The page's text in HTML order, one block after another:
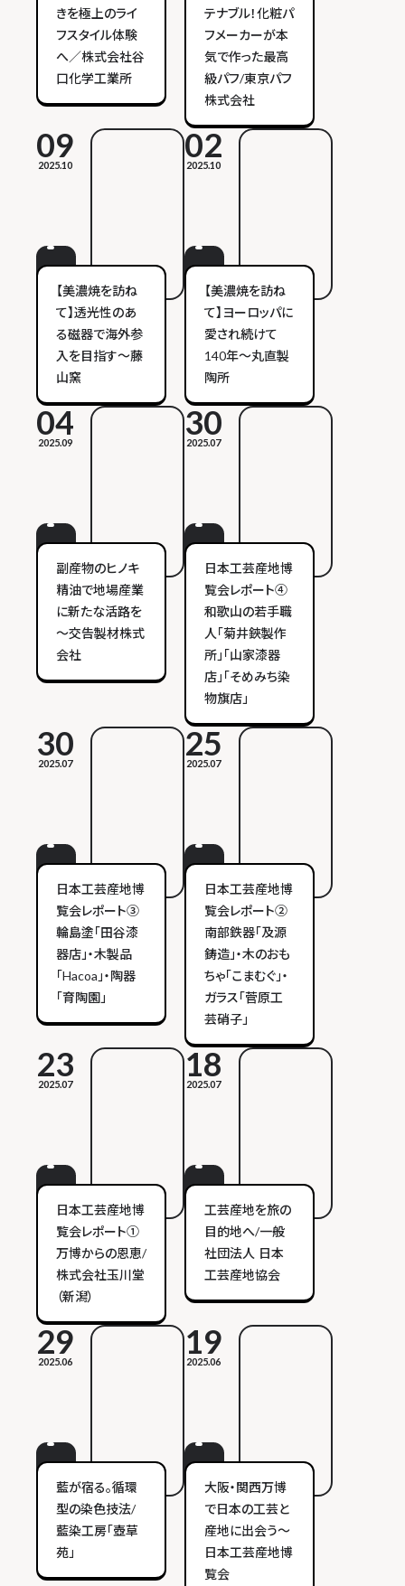
きを極上のライ
フスタイル体験
へ／株式会社谷
口化学工業所
テナブル！化粧パ
フメーカーが本
気で作った最高
級パフ/東京パフ
株式会社
09
2025.10
【美濃焼を訪ね
て】透光性のあ
る磁器で海外参
入を目指す～藤
山窯
02
2025.10
【美濃焼を訪ね
て】ヨーロッパに
愛され続けて
140年～丸直製
陶所
04
2025.09
副産物のヒノキ
精油で地場産業
に新たな活路を
～交告製材株式
会社
30
2025.07
日本工芸産地博
覧会レポート④
和歌山の若手職
人「菊井鋏製作
所」「山家漆器
店」「そめみち染
物旗店」
30
2025.07
日本工芸産地博
覧会レポート③
輪島塗「田谷漆
器店」・木製品
「Hacoa」・陶器
「育陶園」
25
2025.07
日本工芸産地博
覧会レポート②
南部鉄器「及源
鋳造」・木のおも
ちゃ「こまむぐ」・
ガラス「菅原工
芸硝子」
23
2025.07
日本工芸産地博
覧会レポート①
万博からの恩恵/
株式会社玉川堂
（新潟）
18
2025.07
工芸産地を旅の
目的地へ/一般
社団法人 日本
工芸産地協会
29
2025.06
藍が宿る。循環
型の染色技法/
藍染工房「壺草
苑」
19
2025.06
大阪・関西万博
で日本の工芸と
産地に出会う～
日本工芸産地博
覧会